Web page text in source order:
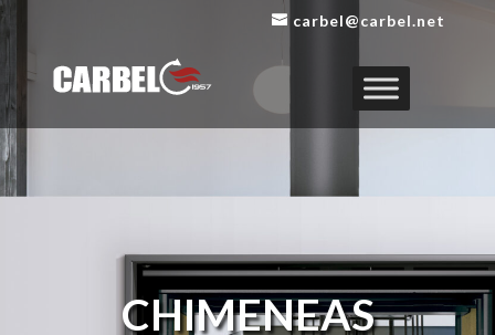
carbel@carbel.net
CHIMENEAS